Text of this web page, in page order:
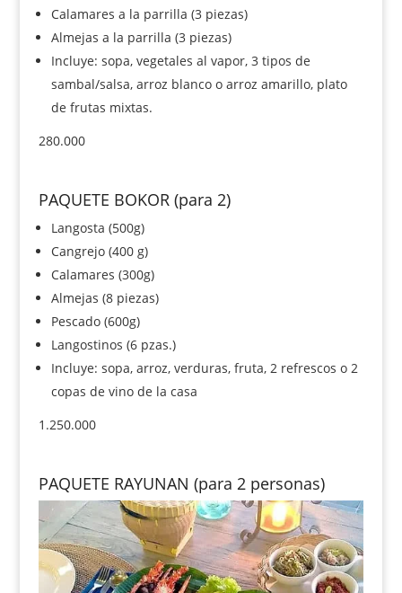
Calamares a la parrilla (3 piezas)
Almejas a la parrilla (3 piezas)
Incluye: sopa, vegetales al vapor, 3 tipos de
sambal/salsa, arroz blanco o arroz amarillo, plato
de frutas mixtas.
280.000
PAQUETE BOKOR (para 2)
Langosta (500g)
Cangrejo (400 g)
Calamares (300g)
Almejas (8 piezas)
Pescado (600g)
Langostinos (6 pzas.)
Incluye: sopa, arroz, verduras, fruta, 2 refrescos o 2
copas de vino de la casa
1.250.000
PAQUETE RAYUNAN (para 2 personas)